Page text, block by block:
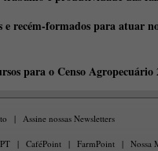
recém-formados para atuar
para o Censo Agropecuário
| Assine nossas Newsletters
| CaféPoint | FarmPoint | Nossa